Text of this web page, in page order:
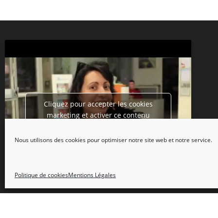
Nous utilisons des cookies pour optimiser notre site web et notre service.
Politique de cookiesMentions Légales
Cliquez pour accepter les cookies
marketing et activer ce contenu